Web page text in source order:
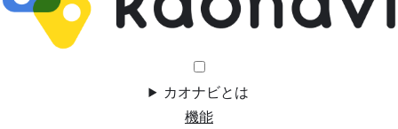
カオナビとは
機能